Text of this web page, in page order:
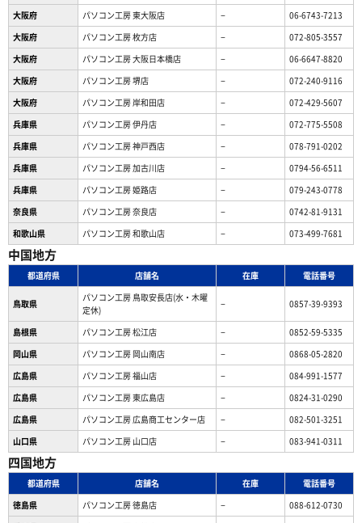
大阪府 パソコン工房 東大阪店 −
06-6743-7213
大阪府
パソコン工房 枚方店 −
072-805-3557
大阪府
パソコン工房 大阪日本橋店 −
06-6647-8820
大阪府
パソコン工房 堺店 −
072-240-9116
大阪府
パソコン工房 岸和田店 −
072-429-5607
兵庫県
パソコン工房 伊丹店 −
072-775-5508
兵庫県
パソコン工房 神戸西店 −
078-791-0202
兵庫県
パソコン工房 加古川店 −
0794-56-6511
兵庫県
パソコン工房 姫路店 −
079-243-0778
奈良県
パソコン工房 奈良店 −
0742-81-9131
和歌山県
パソコン工房 和歌山店 − 073-499-7681
中国地方
都道府県 店舗名 在庫 電話番号
鳥取県
パソコン工房 鳥取安長店(水・木曜
定休)
− 0857-39-9393
島根県 パソコン工房 松江店 −
0852-59-5335
岡山県
パソコン工房 岡山南店 −
0868-05-2820
広島県
パソコン工房 福山店 −
084-991-1577
広島県
パソコン工房 東広島店 −
0824-31-0290
広島県
パソコン工房 広島商工センター店 −
082-501-3251
山口県
パソコン工房 山口店 − 083-941-0311
四国地方
都道府県 店舗名 在庫
電話番号
徳島県
パソコン工房 徳島店 −
088-612-0730